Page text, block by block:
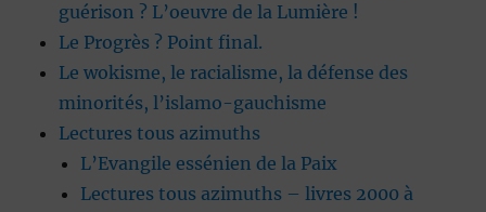
guérison ? L’oeuvre de la Lumière !
Le Progrès ? Point final.
Le wokisme, le racialisme, la défense des
minorités, l’islamo-gauchisme
Lectures tous azimuths
L’Evangile essénien de la Paix
Lectures tous azimuths – livres 2000 à